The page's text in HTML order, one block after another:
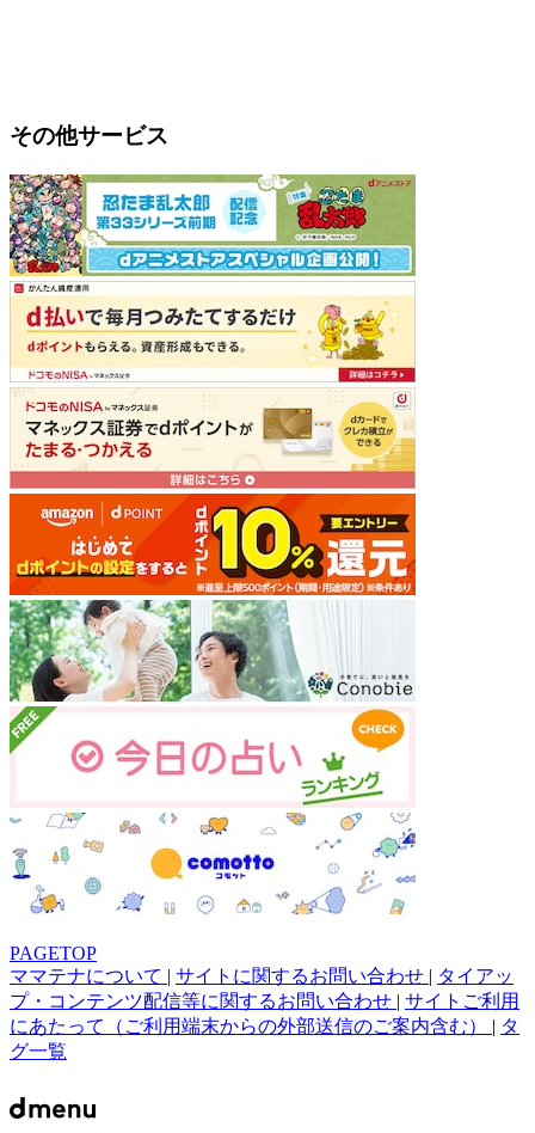
その他サービス
PAGETOP
ママテナについて | サイトに関するお問い合わせ | タイアッ
プ・コンテンツ配信等に関するお問い合わせ | サイトご利用
にあたって（ご利用端末からの外部送信のご案内含む） | タ
グ一覧